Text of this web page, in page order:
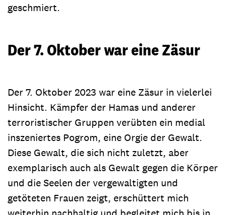
geschmiert.
Der 7. Oktober war eine Zäsur
Der 7. Oktober 2023 war eine Zäsur in vielerlei
Hinsicht. Kämpfer der Hamas und anderer
terroristischer Gruppen verübten ein medial
inszeniertes Pogrom, eine Orgie der Gewalt.
Diese Gewalt, die sich nicht zuletzt, aber
exemplarisch auch als Gewalt gegen die Körper
und die Seelen der vergewaltigten und
getöteten Frauen zeigt, erschüttert mich